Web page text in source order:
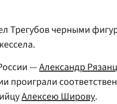
Трегубов черными
—Александр
проиграли
Алексею Широву.